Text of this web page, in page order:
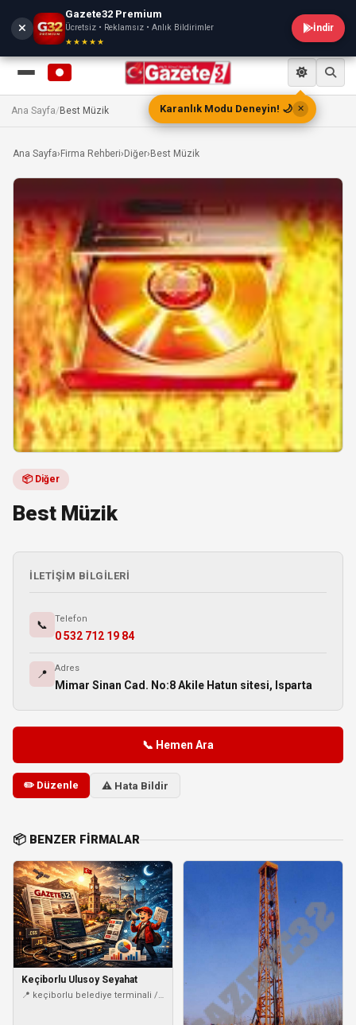
Gazete32 Premium
Ücretsiz • Reklamsız • Anlık Bildirimler
★★★★★
İndir
Ana Sayfa/Best Müzik
Ana Sayfa› Firma Rehberi› Diğer› Best Müzik
📦 Diğer
Best Müzik
İLETIŞIM BILGILERI
📞 Telefon
0 532 712 19 84
📍 Adres
Mimar Sinan Cad. No:8 Akile Hatun sitesi, Isparta
📞 Hemen Ara
✏️ Düzenle ⚠️ Hata Bildir
📦 BENZER FIRMALAR
Keçiborlu Ulusoy Seyahat
📍 keçiborlu belediye terminali /
Karanlık Modu Deneyin! 🌙 ✕